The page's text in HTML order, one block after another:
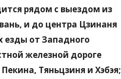
рядом с выездом из
и до центра Цзинаня
езды от Западного
железной дороге
Тяньцзиня и Хэбэя;